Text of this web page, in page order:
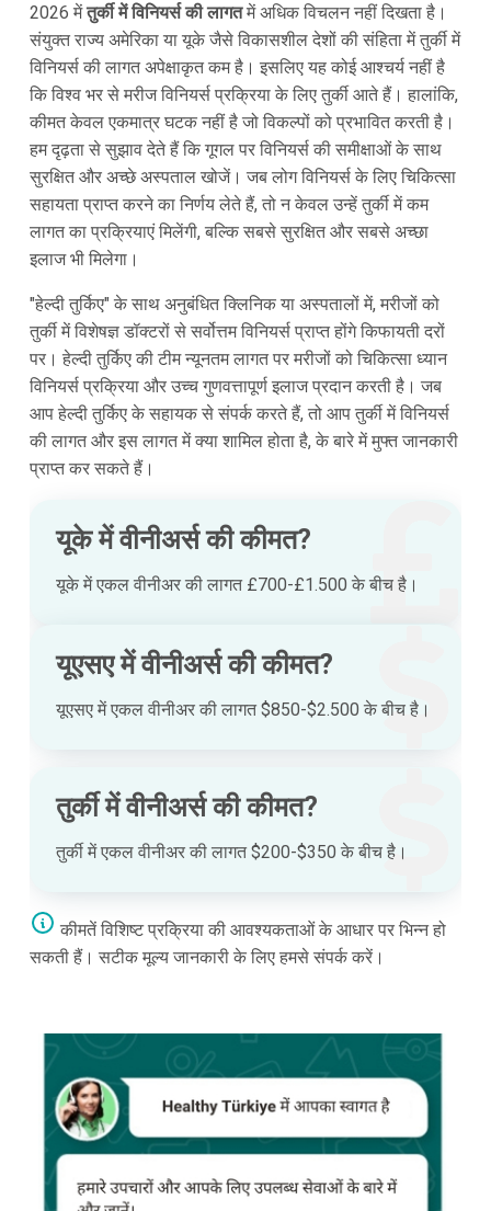
2026 मेंतुर्की में विनियर्स की लागतमें अधिक विचलन नहीं दिखता है।
संयुक्त राज्य अमेरिका या यूके जैसे विकासशील देशों की संहिता में तुर्की में
विनियर्स की लागत अपेक्षाकृत कम है। इसलिए यह कोई आश्चर्य नहीं है
कि विश्व भर से मरीज विनियर्स प्रक्रिया के लिए तुर्की आते हैं। हालांकि,
कीमत केवल एकमात्र घटक नहीं है जो विकल्पों को प्रभावित करती है।
हम दृढ़ता से सुझाव देते हैं कि गूगल पर विनियर्स की समीक्षाओं के साथ
सुरक्षित और अच्छे अस्पताल खोजें। जब लोग विनियर्स के लिए चिकित्सा
सहायता प्राप्त करने का निर्णय लेते हैं, तो न केवल उन्हें तुर्की में कम
लागत का प्रक्रियाएं मिलेंगी, बल्कि सबसे सुरक्षित और सबसे अच्छा
इलाज भी मिलेगा।
"हेल्दी तुर्किए" के साथ अनुबंधित क्लिनिक या अस्पतालों में, मरीजों को
तुर्की में विशेषज्ञ डॉक्टरों से सर्वोत्तम विनियर्स प्राप्त होंगे किफायती दरों
पर। हेल्दी तुर्किए की टीम न्यूनतम लागत पर मरीजों को चिकित्सा ध्यान
विनियर्स प्रक्रिया और उच्च गुणवत्तापूर्ण इलाज प्रदान करती है। जब
आप हेल्दी तुर्किए के सहायक से संपर्क करते हैं, तो आप तुर्की में विनियर्स
की लागत और इस लागत में क्या शामिल होता है, के बारे में मुफ्त जानकारी
प्राप्त कर सकते हैं।
यूके में वीनीअर्स की कीमत?
यूके में एकल वीनीअर की लागत £700-£1.500 के बीच है।
यूएसए में वीनीअर्स की कीमत?
यूएसए में एकल वीनीअर की लागत $850-$2.500 के बीच है।
तुर्की में वीनीअर्स की कीमत?
तुर्की में एकल वीनीअर की लागत $200-$350 के बीच है।
कीमतें विशिष्ट प्रक्रिया की आवश्यकताओं के आधार पर भिन्न हो
सकती हैं। सटीक मूल्य जानकारी के लिए हमसे संपर्क करें।